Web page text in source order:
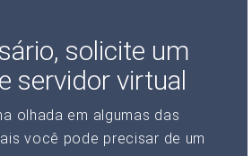
solicite um
servidor virtual
olhada em algumas das
você pode precisar de um